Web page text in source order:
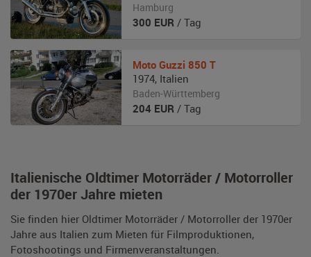
Italienische Oldtimer Motorräder / Motorroller
der 1970er Jahre mieten
Sie finden hier Oldtimer Motorräder / Motorroller der 1970er
Jahre aus Italien zum Mieten für Filmproduktionen,
Fotoshootings und Firmenveranstaltungen.
Hamburg
300 EUR / Tag
Moto Guzzi 850 T
1974, Italien
Baden-Württemberg
204 EUR / Tag